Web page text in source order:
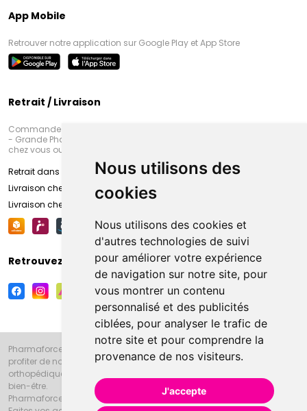
Nous utilisons des
cookies
Nous utilisons des cookies et
d'autres technologies de suivi
pour améliorer votre expérience
de navigation sur notre site, pour
vous montrer un contenu
personnalisé et des publicités
ciblées, pour analyser le trafic de
notre site et pour comprendre la
provenance de nos visiteurs.
J'accepte
App Mobile
Retrouver notre application sur Google Play et App Store
Retrait / Livraison
Commandez en ligne et venez chercher votre commande à Amiens
- Grande Pharmacie d’Amiens (Fachon) ou recevez-là rapidement
chez vous ou en point retrait
Retrait dans la pharmacie d’Amiens
Livraison chez vous
Livraison chez votre commerçant
Retrouvez-nous sur vos réseaux sociaux
Pharmaforce.fr et la Grande Pharmacie d’Amiens vous souhaitent de
profiter de notre accueil, de nos conseils pharmaceutiques,
orthopédiques, homéopathiques, parapharmaceutiques, beauté et
bien-être.
Pharmaforce.fr est le site internet de la Grande Pharmacie d’Amiens.